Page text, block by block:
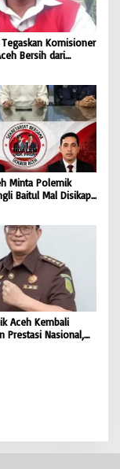
Tegaskan Komisioner
Bersih dari
| BONGKAR
Minta Polemik
Baitul Mal Disikapi
Aceh Kembali
Prestasi Nasional,
Pidum
RI |